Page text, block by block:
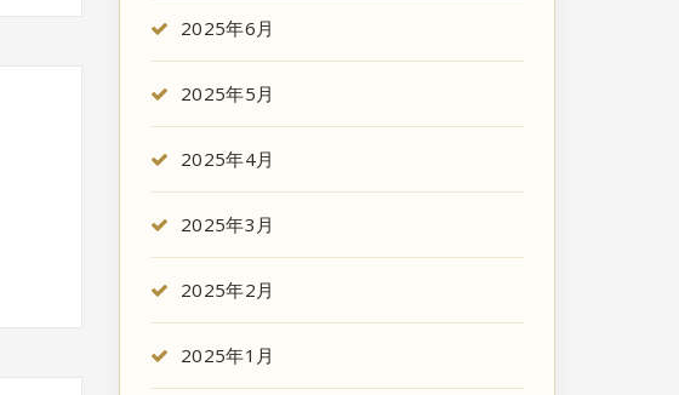
2025年6月
2025年5月
2025年4月
2025年3月
2025年2月
2025年1月